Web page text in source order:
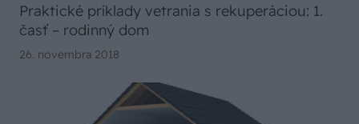
Praktické príklady vetrania s rekuperáciou: 1.
časť – rodinný dom
26. novembra 2018